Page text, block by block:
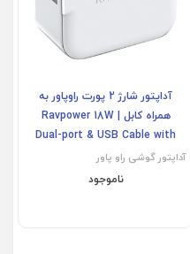
آداپتور شارژ 2 پورت راوپاور به
همراه کابل | Ravpower 18W
Dual-port & USB Cable with
Type-c
آداپتور گوشی راو پاور
ناموجود